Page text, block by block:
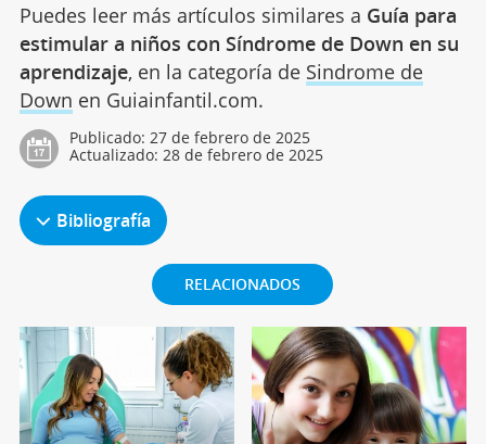
Puedes leer más artículos similares a Guía para
estimular a niños con Síndrome de Down en su
aprendizaje, en la categoría de Sindrome de
Down en Guiainfantil.com.
Publicado: 27 de febrero de 2025
Actualizado: 28 de febrero de 2025
Bibliografía
RELACIONADOS